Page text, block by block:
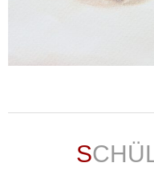
SCHÜLERARBEIT,